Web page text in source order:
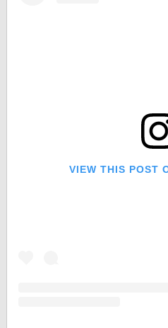
VIEW THIS POST